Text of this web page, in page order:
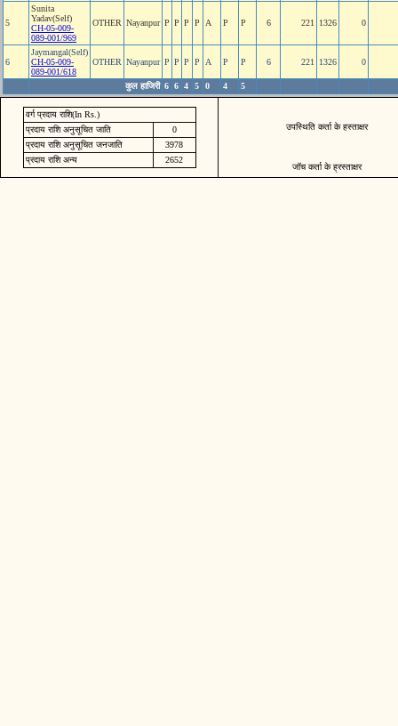
5
Sunita
Yadav(Self)
CH-05-009-
089-001/969
OTHER Nayanpur P P P P A P P 6 221 1326 0
6
Jaymangal(Self)
CH-05-009-
089-001/618
OTHER Nayanpur P P P P A P P 6 221 1326 0
कुल हाजिरी 6 6 4 5 0 4 5
वर्ग प्रदाय राशि(In Rs.)
प्रदाय राशि अनुसूचित जाति
0
प्रदाय राशि अनुसूचित जनजाति
3978
प्रदाय राशि अन्य
2652
उपस्थिति कर्ता के हस्ताक्षर
जॉच कर्ता के ह्रस्ताक्षर